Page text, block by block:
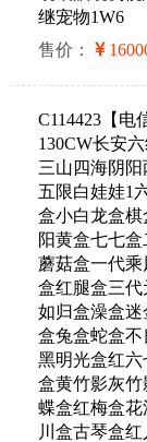
继宠物1W6
售价：
C114423【电
130CW长安
三山四海阴
五限白娃娃1
盒小白龙盒
阳黄盒七七
蘑菇盒一代
盒红腿盒三
如归盒澡盒
盒兔盒蛇盒
黑明光盒红
盒黄竹影灰
蝶盒红梅盒
川盒古琴盒